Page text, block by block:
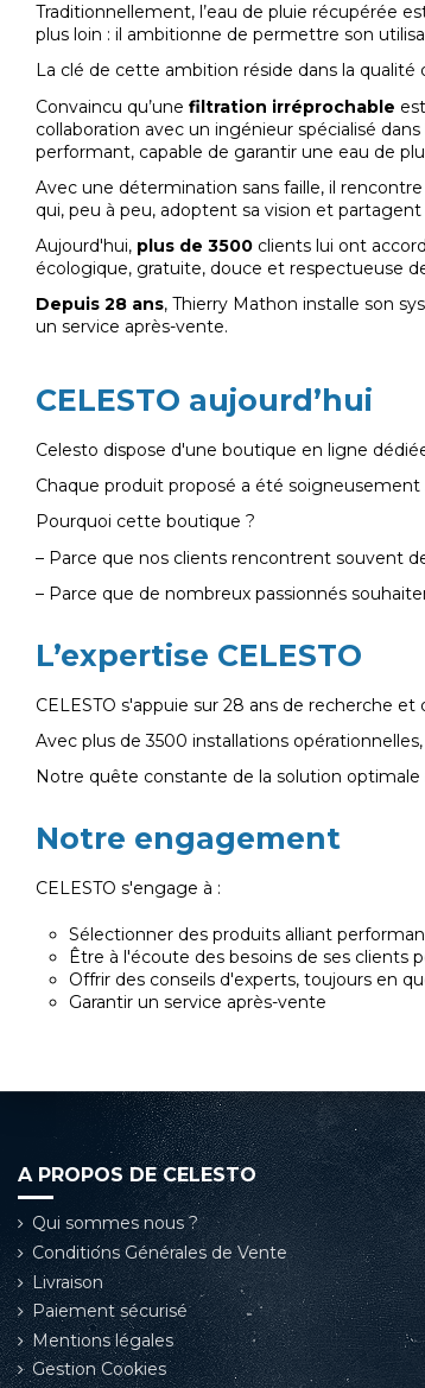
Traditionnellement, l’eau de pluie récupérée
plus loin : il ambitionne de permettre son
La clé de cette ambition réside dans la qualité
Convaincu qu’une filtration irréprochable
collaboration avec un ingénieur spécialisé
performant, capable de garantir une eau de
Avec une détermination sans faille, il
qui, peu à peu, adoptent sa vision et partagent
Aujourd'hui, plus de 3500 clients lui ont
écologique, gratuite, douce et respectueuse
Depuis 28 ans, Thierry Mathon installe son
un service après-vente.
CELESTO aujourd’hui
Celesto dispose d'une boutique en ligne
Chaque produit proposé a été
Pourquoi cette boutique ?
– Parce que nos clients rencontrent souvent
– Parce que de nombreux passionnés
L’expertise CELESTO
CELESTO s'appuie sur 28 ans de recherche
Avec plus de 3500 installations
Notre quête constante de la solution
Notre engagement
CELESTO s'engage à :
Sélectionner des produits alliant
Être à l'écoute des besoins de ses clients
Offrir des conseils d'experts, toujours en
Garantir un service après-vente
A PROPOS DE CELESTO
Qui sommes nous ?
Conditions Générales de Vente
Livraison
Paiement sécurisé
Mentions légales
Gestion Cookies